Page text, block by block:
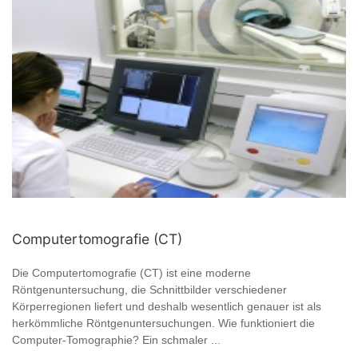
Computertomografie (CT)
Die Computertomografie (CT) ist eine moderne
Röntgenuntersuchung, die Schnittbilder verschiedener
Körperregionen liefert und deshalb wesentlich genauer ist als
herkömmliche Röntgenuntersuchungen. Wie funktioniert die
Computer-Tomographie? Ein schmaler ...